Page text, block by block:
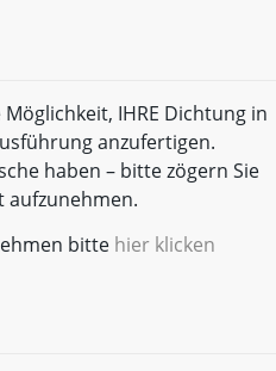
IHRE Dichtung in
anzufertigen.
haben – bitte zögern Sie
bitte hier klicken